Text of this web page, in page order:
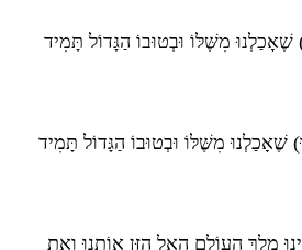
שֶׁאָכַלְנוּ מִשֶּׁלּוֹ וּבְטוּבוֹ הַגָּדוֹל תָּמִיד
שֶׁאָכַלְנוּ מִשֶּׁלּוֹ וּבְטוּבוֹ הַגָּדוֹל תָּמִיד
מֶלֶךְ הָעוֹלָם הָאֵל הַזָּן אוֹתָנוּ וְאֶת